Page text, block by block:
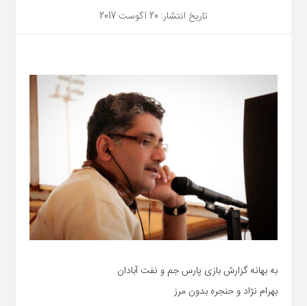
تاریخ انتشار: 20 آگوست 2017
به بهانه گزارش بازی پارس جم و نفت آبادان
بهرام نژاد و حنجره بدون مرز